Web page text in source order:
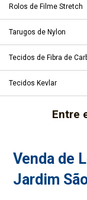
Rolos de Filme Stretch
Tarugos de Nylon
Tecidos de Fibra de
Tecidos Kevlar
Entre
Venda de
Jardim